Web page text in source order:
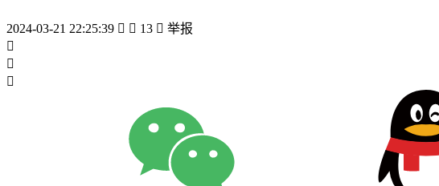
2024-03-21 22:25:39   13  举报


